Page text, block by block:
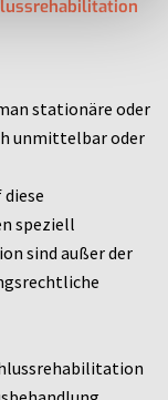
stationäre oder
unmittelbar oder
speziell
sind außer der